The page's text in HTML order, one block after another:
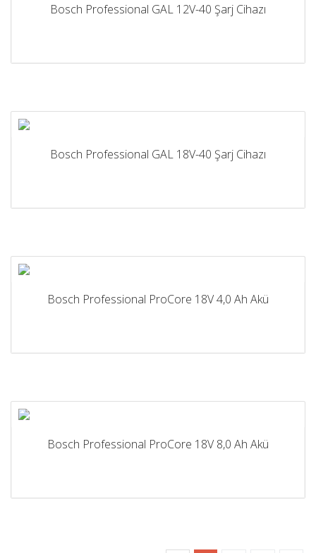
Bosch Professional GAL 12V-40 Şarj Cihazı
Bosch Professional GAL 18V-40 Şarj Cihazı
Bosch Professional ProCore 18V 4,0 Ah Akü
Bosch Professional ProCore 18V 8,0 Ah Akü